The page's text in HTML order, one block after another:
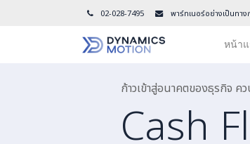
02-028-7495 พาร์ทเนอร์อย่างเป็นทา
หน้า
ก้าวเข้าสู่อนาคตของธุรกิจ
Cash